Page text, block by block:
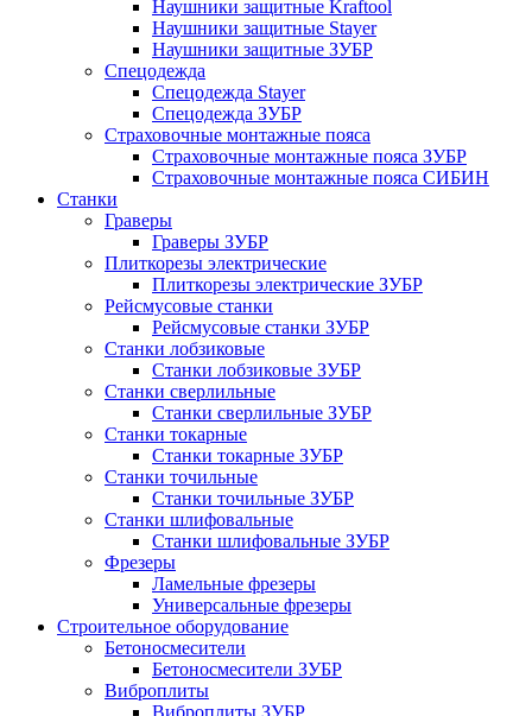
Наушники защитные Kraftool
Наушники защитные Stayer
Наушники защитные ЗУБР
Спецодежда
Спецодежда Stayer
Спецодежда ЗУБР
Страховочные монтажные пояса
Страховочные монтажные пояса ЗУБР
Страховочные монтажные пояса СИБИН
Станки
Граверы
Граверы ЗУБР
Плиткорезы электрические
Плиткорезы электрические ЗУБР
Рейсмусовые станки
Рейсмусовые станки ЗУБР
Станки лобзиковые
Станки лобзиковые ЗУБР
Станки сверлильные
Станки сверлильные ЗУБР
Станки токарные
Станки токарные ЗУБР
Станки точильные
Станки точильные ЗУБР
Станки шлифовальные
Станки шлифовальные ЗУБР
Фрезеры
Ламельные фрезеры
Универсальные фрезеры
Строительное оборудование
Бетоносмесители
Бетоносмесители ЗУБР
Виброплиты
Виброплиты ЗУБР